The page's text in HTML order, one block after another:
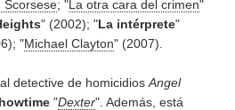
Scorsese; "La otra cara del crimen"
" (2002); "La intérprete"
"Michael Clayton" (2007).
detective de homicidios Angel
"Dexter". Además, está